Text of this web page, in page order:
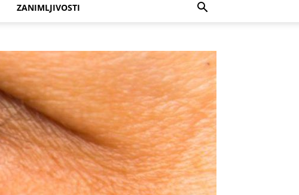
ZANIMLJIVOSTI